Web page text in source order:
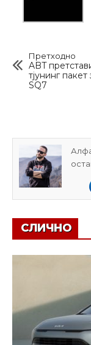
Претходно
ABT
тјунинг пакет
SQ7
СЛИЧНО